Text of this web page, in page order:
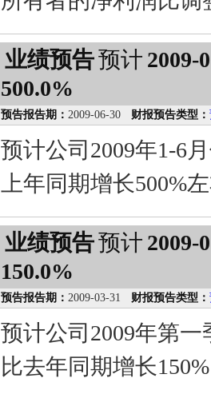
业绩预告预计 2009-
500.0%
预告报告期： 2009-06-30 财报预告类型：
预计公司2009年1-6
上年同期增长500%
业绩预告预计 2009-
150.0%
预告报告期： 2009-03-31 财报预告类型：
预计公司2009年第
比去年同期增长